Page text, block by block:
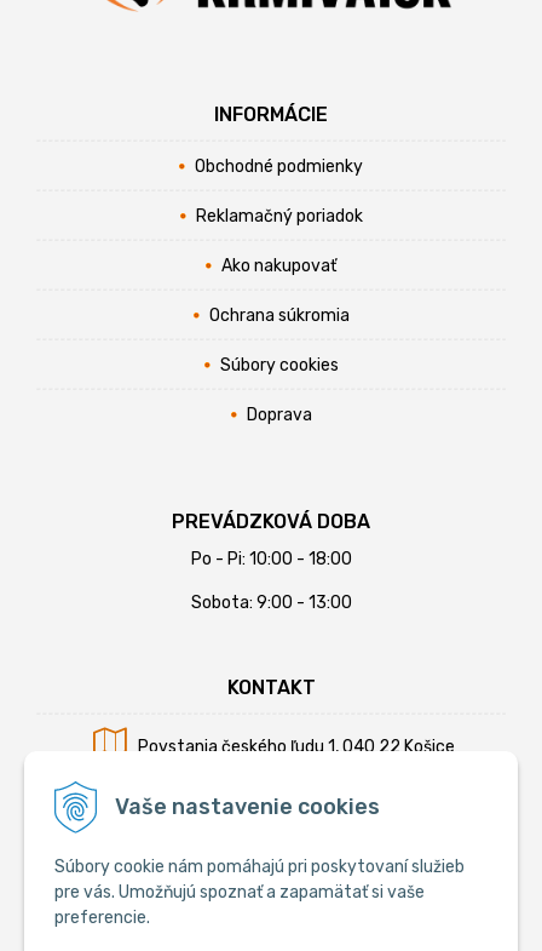
Vaše nastavenie cookies
Súbory cookie nám pomáhajú pri poskytovaní služieb
pre vás. Umožňujú spoznať a zapamätať si vaše
preferencie.
INFORMÁCIE
Obchodné podmienky
Reklamačný poriadok
Ako nakupovať
Ochrana súkromia
Súbory cookies
Doprava
PREVÁDZKOVÁ DOBA
Po - Pi: 10:00 - 18:00
Sobota: 9:00 - 13:00
KONTAKT
Povstania českého ľudu 1, 040 22 Košice
Mobil:+421 902 794 355
E-mail:info@krmiva.sk